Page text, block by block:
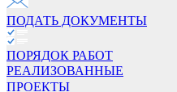
ПОДАТЬ ДОКУМЕНТЫ
ПОРЯДОК РАБОТ
РЕАЛИЗОВАННЫЕ
ПРОЕКТЫ